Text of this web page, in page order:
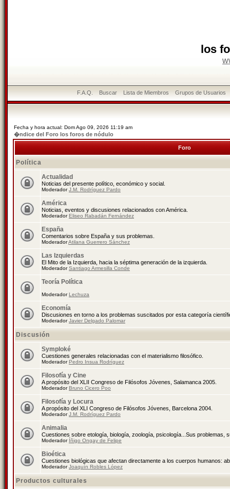
los
F.A.Q. Buscar Lista de Miembros Grupos de Usuarios
Fecha y hora actual: Dom Ago 09, 2026 11:19 am
�ndice del Foro los foros de nódulo
Foro
Política
Actualidad
Noticias del presente político, económico y social.
ModeradorJ.M. Rodríguez Pardo
América
Noticias, eventos y discusiones relacionados con América.
ModeradorEliseo Rabadán Fernández
España
Comentarios sobre España y sus problemas.
ModeradorAtilana Guerrero Sánchez
Las Izquierdas
El Mito de la Izquierda, hacia la séptima generación de la izquierda.
ModeradorSantiago Armesilla Conde
Teoría Política
ModeradorLechuza
Economía
Discusiones en torno a los problemas suscitados por esta categoría
ModeradorJavier Delgado Palomar
Discusión
Symploké
Cuestiones generales relacionadas con el materialismo filosófico.
ModeradorPedro Insua Rodríguez
Filosofía y Cine
A propósito del XLII Congreso de Filósofos Jóvenes, Salamanca 2005.
ModeradorBruno Cicero Poo
Filosofía y Locura
A propósito del XLI Congreso de Filósofos Jóvenes, Barcelona 2004.
ModeradorJ.M. Rodríguez Pardo
Animalia
Cuestiones sobre etología, biología, zoología, psicología...Sus problemas,
Moderador Íñigo Ongay de Felipe
Bioética
Cuestiones biológicas que afectan directamente a los cuerpos humanos:
ModeradorJoaquín Robles López
Productos culturales